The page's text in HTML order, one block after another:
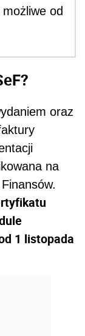
od
oraz
na
1 listopada